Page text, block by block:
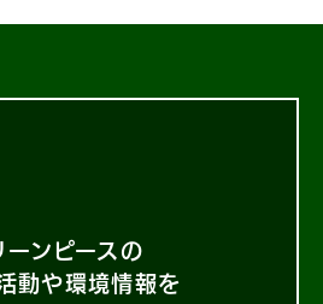
ーンピースの
動や環境情報を